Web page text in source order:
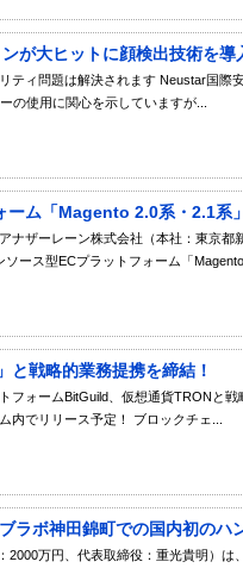
が大ヒットに顔検出技術を導
ティ問題は解決されます Neustar国際
の使用に関心を示していますが...
ーム「Magento 2.0系・2.1系
ナザーレーン株式会社（本社：東京
ース型ECプラットフォーム「
と戦略的業務提携を締結！
フォームBitGuild、仮想通貨TRONと
内でリリース予定！ ブロックチェ...
ラボ神田錦町での国内初のハ
2000万円、代表取締役：重光貴明）